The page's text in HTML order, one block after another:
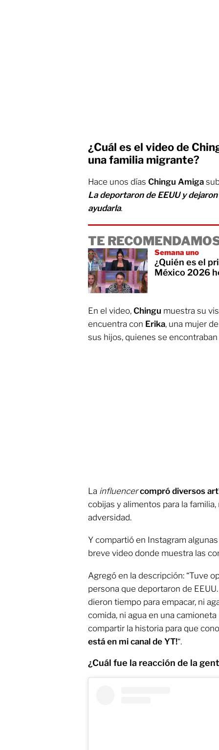
¿Cuál es el video de
una familia migrante?
Hace unos días Chingu Amiga
La deportaron de EEUU y
ayudarla.
TE
Semana uno
¿Quién es el
México 2026
En el video, Chingu muestra su
encuentra con Erika, una mujer
sus hijos, quienes se
La influencer compró diversos
cobijas y alimentos para la
adversidad.
Y compartió en Instagram
breve video donde muestra las
Agregó en la descripción: “Tuve
persona que deportaron de
dieron tiempo para empacar, ni
comida, ni agua en una
compartir la historia para que
está en mi canal de YT!“.
¿Cuál fue la reacción de la